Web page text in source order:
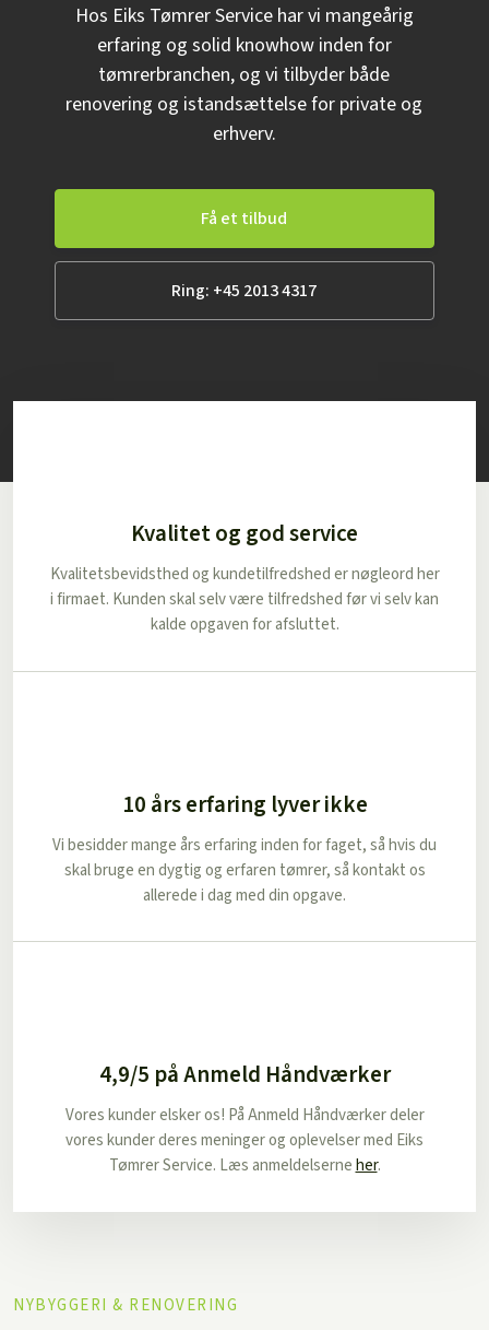
Hos Eiks Tømrer Service har vi mangeårig
erfaring og solid knowhow inden for
tømrerbranchen, og vi tilbyder både
renovering og istandsættelse for private og
erhverv.
Få et tilbud
Ring: +45 2013 4317
Kvalitet og god service
Kvalitetsbevidsthed og kundetilfredshed er nøgleord her
i firmaet. Kunden skal selv være tilfredshed før vi selv kan
kalde opgaven for afsluttet.
10 års erfaring lyver ikke
Vi besidder mange års erfaring inden for faget, så hvis du
skal bruge en dygtig og erfaren tømrer, så kontakt os
allerede i dag med din opgave.
4,9/5 på Anmeld Håndværker
Vores kunder elsker os! På Anmeld Håndværker deler
vores kunder deres meninger og oplevelser med Eiks
Tømrer Service. Læs anmeldelserneher.
​NYBYGGERI & RENOVERING